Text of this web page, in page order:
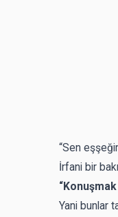
“Sen
İrfani bir
Yani bunlar